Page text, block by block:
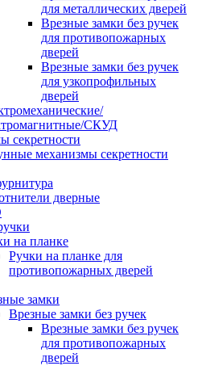
для металлических дверей
Врезные замки без ручек
для противопожарных
дверей
Врезные замки без ручек
для узкопрофильных
дверей
СКУД
секретности
механизмы секретности
дверные
на планке
Ручки на планке для
противопожарных дверей
замки
Врезные замки без ручек
Врезные замки без ручек
для противопожарных
дверей